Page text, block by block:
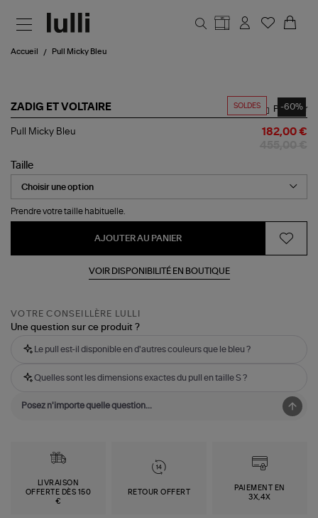
Accueil Pull Micky Bleu
SOLDES -60%
ZADIG ET VOLTAIRE
Pull
Partager
Pull Micky Bleu 182,00 €
Taille
Prendre votre taille habituelle.
AJOUTER AU PANIER
VOIR DISPONIBILITÉ EN BOUTIQUE
VOTRE CONSEILLÈRE LULLI
Une question sur ce produit ?
Le pull est-il disponible en d'autres couleurs que le bleu ?
Quelles sont les dimensions exactes du pull en taille S ?
LIVRAISON
OFFERTE DÈS 150
€
RETOUR OFFERT
PAIEMENT EN
3X,4X